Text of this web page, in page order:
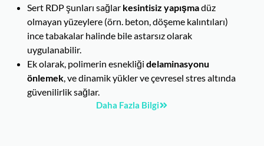
Sert RDP şunları sağlar kesintisiz yapışmadüz
olmayan yüzeylere (örn. beton, döşeme kalıntıları)
ince tabakalar halinde bile astarsız olarak
uygulanabilir.
Ek olarak, polimerin esnekliğidelaminasyonu
önlemek, ve dinamik yükler ve çevresel stres altında
güvenilirlik sağlar.
Daha Fazla Bilgi